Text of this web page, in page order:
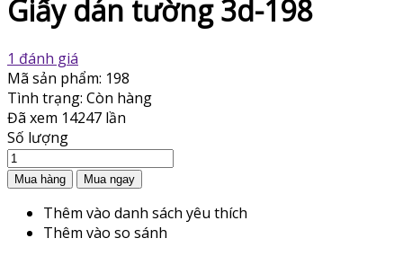
Giấy dán tường 3d-198
1 đánh giá
Mã sản phẩm: 198
Tình trạng: Còn hàng
Đã xem 14247 lần
Số lượng
Thêm vào danh sách yêu thích
Thêm vào so sánh